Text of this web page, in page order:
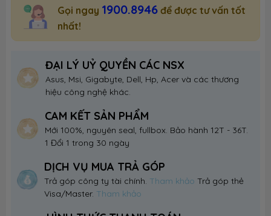
Gọi ngay 1900.8946 để được tư vấn tốt
nhất!
ĐẠI LÝ UỶ QUYỀN CÁC NSX
Asus, Msi, Gigabyte, Dell, Hp, Acer và các thương
hiệu công nghệ khác.
CAM KẾT SẢN PHẨM
Mới 100%, nguyên seal, fullbox. Bảo hành 12T - 36T.
1 Đổi 1 trong 30 ngày
DỊCH VỤ MUA TRẢ GÓP
Trả góp công ty tài chính. Tham khảoTrả góp thẻ
Visa/Master. Tham khảo